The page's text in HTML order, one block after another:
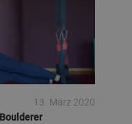
13. März 2020